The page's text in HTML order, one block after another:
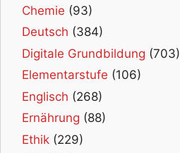
Chemie (93)
Deutsch (384)
Digitale Grundbildung (703)
Elementarstufe (106)
Englisch (268)
Ernährung (88)
Ethik (229)